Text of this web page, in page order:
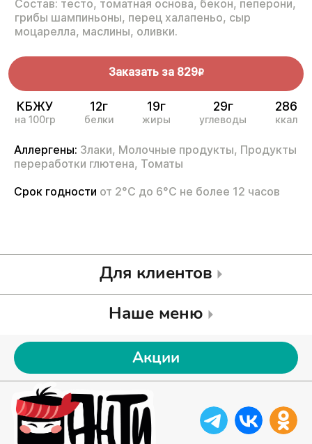
Состав: тесто, томатная основа, бекон, пеперони,
грибы шампиньоны, перец халапеньо, сыр
моцарелла, маслины, оливки.
Заказать за 829R
КБЖУ
на 100гр
12г
белки
19г
жиры
29г
углеводы
286
ккал
Аллергены: Злаки, Молочные продукты, Продукты
переработки глютена, Томаты
Срок годности от 2°С до 6°С не более 12 часов
Для клиентов
Наше меню
Акции